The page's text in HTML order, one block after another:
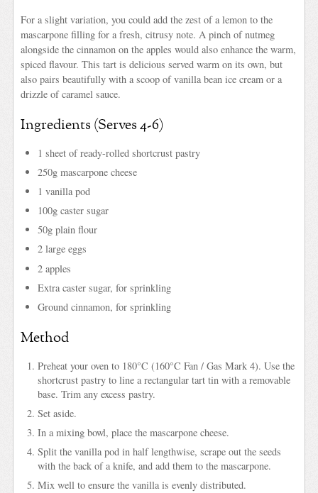
For a slight variation, you could add the zest of a lemon to the
mascarpone filling for a fresh, citrusy note. A pinch of nutmeg
alongside the cinnamon on the apples would also enhance the warm,
spiced flavour. This tart is delicious served warm on its own, but
also pairs beautifully with a scoop of vanilla bean ice cream or a
drizzle of caramel sauce.
Ingredients (Serves 4-6)
1 sheet of ready-rolled shortcrust pastry
250g mascarpone cheese
1 vanilla pod
100g caster sugar
50g plain flour
2 large eggs
2 apples
Extra caster sugar, for sprinkling
Ground cinnamon, for sprinkling
Method
Preheat your oven to 180°C (160°C Fan / Gas Mark 4). Use the
shortcrust pastry to line a rectangular tart tin with a removable
base. Trim any excess pastry.
Set aside.
In a mixing bowl, place the mascarpone cheese.
Split the vanilla pod in half lengthwise, scrape out the seeds
with the back of a knife, and add them to the mascarpone.
Mix well to ensure the vanilla is evenly distributed.